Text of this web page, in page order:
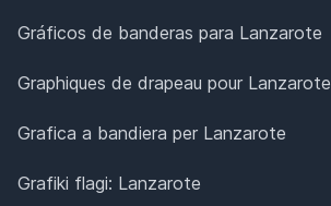
Gráficos de banderas para Lanzarote
Graphiques de drapeau pour Lanzarote
Grafica a bandiera per Lanzarote
Grafiki flagi: Lanzarote